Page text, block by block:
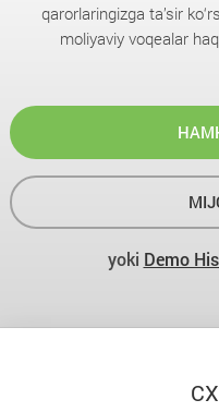
qarorlaringizga ta’sir
moliyaviy voqealar
yoki Demo